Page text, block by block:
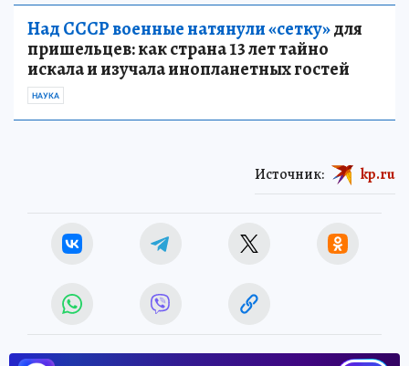
Над СССР военные натянули «сетку»для
пришельцев: как страна 13 лет тайно
искала и изучала инопланетных гостей
НАУКА
Источник: kp.ru